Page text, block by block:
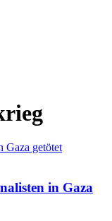
in Gaza